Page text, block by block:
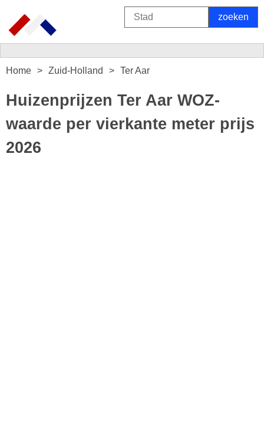
Home Zuid-Holland Ter Aar
Huizenprijzen Ter Aar WOZ-
waarde per vierkante meter prijs
2026